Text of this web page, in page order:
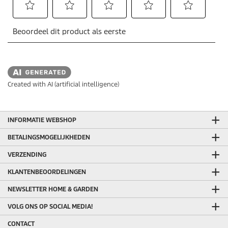
Created with AI (artificial intelligence)
INFORMATIE WEBSHOP
BETALINGSMOGELIJKHEDEN
VERZENDING
KLANTENBEOORDELINGEN
NEWSLETTER HOME & GARDEN
VOLG ONS OP SOCIAL MEDIA!
CONTACT